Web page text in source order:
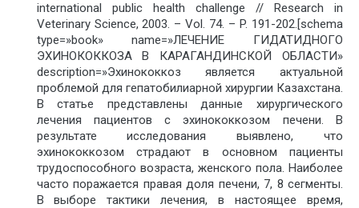
international public health challenge // Research in
Veterinary Science, 2003. – Vol. 74. – P. 191-202.[schema
type=»book» name=»ЛЕЧЕНИЕ ГИДАТИДНОГО
ЭХИНОКОККОЗА В КАРАГАНДИНСКОЙ ОБЛАСТИ»
description=»Эхинококкоз является актуальной
проблемой для гепатобилиарной хирургии Казахстана.
В статье представлены данные хирургического
лечения пациентов с эхинококкозом печени. В
результате исследования выявлено, что
эхинококкозом страдают в основном пациенты
трудоспособного возраста, женского пола. Наиболее
часто поражается правая доля печени, 7, 8 сегменты.
В выборе тактики лечения, в настоящее время,